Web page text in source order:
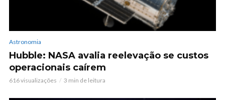
Astronomia
Hubble: NASA avalia reelevação se custos
operacionais caírem
616 visualizações 3 min de leitura